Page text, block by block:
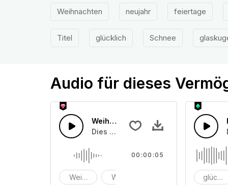
Weihnachten neujahr feiertage
Titel glücklich Schnee
Audio für dieses
Weihnachten Magical SFX 1_Der
Dies ist ein Sound Paket über
Weihnachten Magical SFX
Weihnachten Der magische Moment
00:00:05